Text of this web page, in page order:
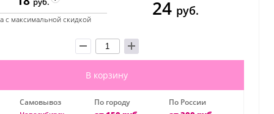
с максимальной скидкой 24 руб.
В корзину
Самовывоз По городу По России